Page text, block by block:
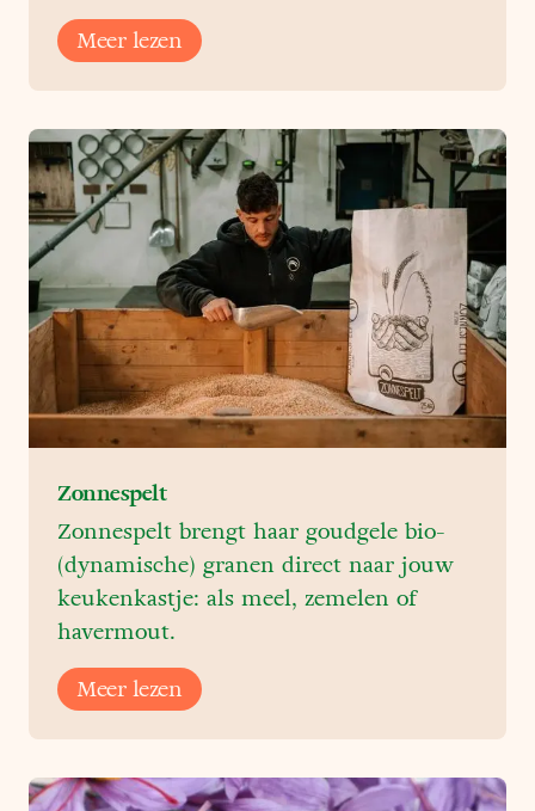
Meer lezen
Zonnespelt
Zonnespelt brengt haar goudgele bio-
(dynamische) granen direct naar jouw
keukenkastje: als meel, zemelen of
havermout.
Meer lezen